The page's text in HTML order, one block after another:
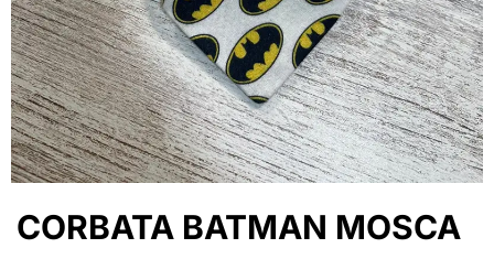
CORBATA BATMAN MOSCA